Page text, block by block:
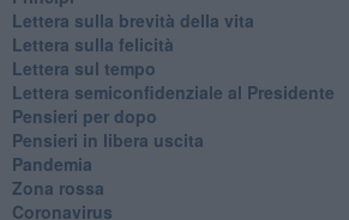
​Lettera sulla brevità della vita
​Lettera sulla felicità
​Lettera sul tempo
Lettera semiconfidenziale al Presidente
Pensieri per dopo
​Pensieri in libera uscita
Pandemia
Zona rossa
Coronavirus